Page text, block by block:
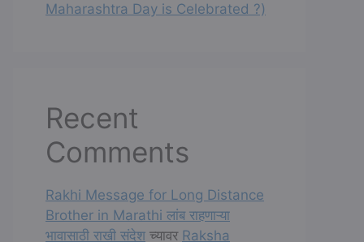
Maharashtra Day is Celebrated ?)
Recent
Comments
Rakhi Message for Long Distance
Brother in Marathi लांब राहणाऱ्या
भावासाठी राखी संदेश च्यावर Raksha